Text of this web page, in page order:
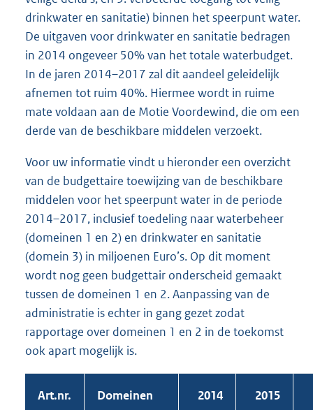
drinkwater en sanitatie) binnen het speerpunt water.
De uitgaven voor drinkwater en sanitatie bedragen
in 2014 ongeveer 50% van het totale waterbudget.
In de jaren 2014–2017 zal dit aandeel geleidelijk
afnemen tot ruim 40%. Hiermee wordt in ruime
mate voldaan aan de Motie Voordewind, die om een
derde van de beschikbare middelen verzoekt.
Voor uw informatie vindt u hieronder een overzicht
van de budgettaire toewijzing van de beschikbare
middelen voor het speerpunt water in de periode
2014–2017, inclusief toedeling naar waterbeheer
(domeinen 1 en 2) en drinkwater en sanitatie
(domein 3) in miljoenen Euro’s. Op dit moment
wordt nog geen budgettair onderscheid gemaakt
tussen de domeinen 1 en 2. Aanpassing van de
administratie is echter in gang gezet zodat
rapportage over domeinen 1 en 2 in de toekomst
ook apart mogelijk is.
Art.nr. Domeinen 2014 2015